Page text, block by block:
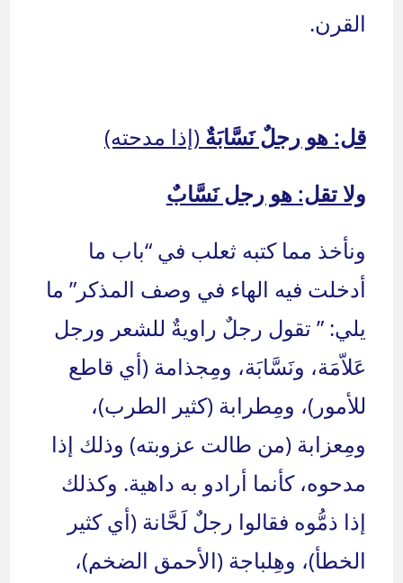
القرن.
قل: هو رجلٌ نَسَّابَةٌ (إذا مدحته)
ولا تقل: هو رجل نَسَّابٌ
ونأخذ مما كتبه ثعلب في “باب ما
أدخلت فيه الهاء في وصف المذكر” ما
يلي: ” تقول رجلٌ راويةٌ للشعر ورجل
عَلاّمَة، ونَسَّابَة، ومِجذامة (أي قاطع
للأمور)، ومِطرابة (كثير الطرب)،
ومِعزابة (من طالت عزوبته) وذلك إذا
مدحوه، كأنما أرادو به داهية. وكذلك
إذا ذمُّوه فقالوا رجلٌ لَحَّانة (أي كثير
الخطأ)، وهِلباجة (الأحمق الضخم)،